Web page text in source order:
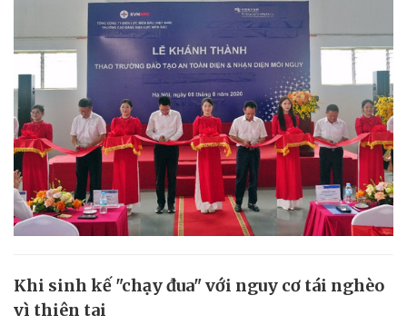
Khi sinh kế "chạy đua" với nguy cơ tái nghèo
vì thiên tai